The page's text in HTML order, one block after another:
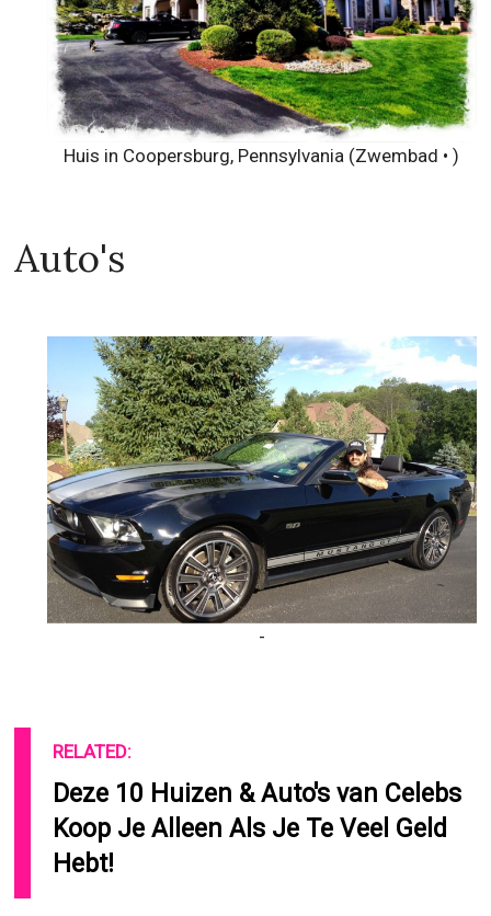
Huis in Coopersburg, Pennsylvania (Zwembad • )
Auto's
-
RELATED:
Deze 10 Huizen & Auto's van Celebs
Koop Je Alleen Als Je Te Veel Geld
Hebt!